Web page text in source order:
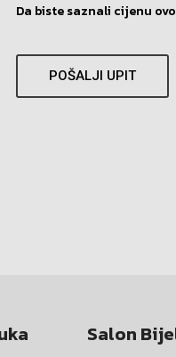
Da biste saznali cijenu
POŠALJI UPIT
Salon